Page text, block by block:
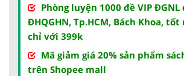
Phòng luyện 1000 đề VIP
ĐHQGHN, Tp.HCM, Bách Khoa, tốt
chỉ với 399k
Mã giảm giá 20% sản phẩm
trên Shopee mall